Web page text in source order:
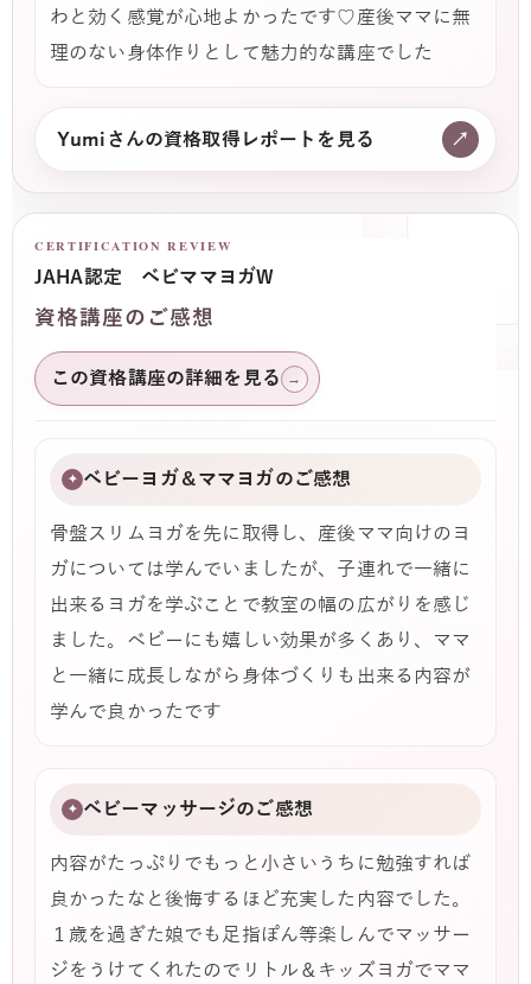
わと効く感覚が心地よかったです♡産後ママに無
理のない身体作りとして魅力的な講座でした
Yumiさんの資格取得レポートを見る ↗
CERTIFICATION REVIEW
JAHA認定 ベビママヨガW
資格講座のご感想
この資格講座の詳細を見る →
✦ ベビーヨガ＆ママヨガのご感想
骨盤スリムヨガを先に取得し、産後ママ向けのヨ
ガについては学んでいましたが、子連れで一緒に
出来るヨガを学ぶことで教室の幅の広がりを感じ
ました。ベビーにも嬉しい効果が多くあり、ママ
と一緒に成長しながら身体づくりも出来る内容が
学んで良かったです
✦ ベビーマッサージのご感想
内容がたっぷりでもっと小さいうちに勉強すれば
良かったなと後悔するほど充実した内容でした。
１歳を過ぎた娘でも足指ぽん等楽しんでマッサー
ジをうけてくれたのでリトル＆キッズヨガでママ